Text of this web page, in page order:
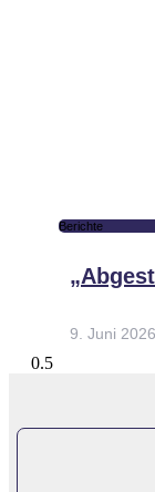
Berichte
9. Juni 2026